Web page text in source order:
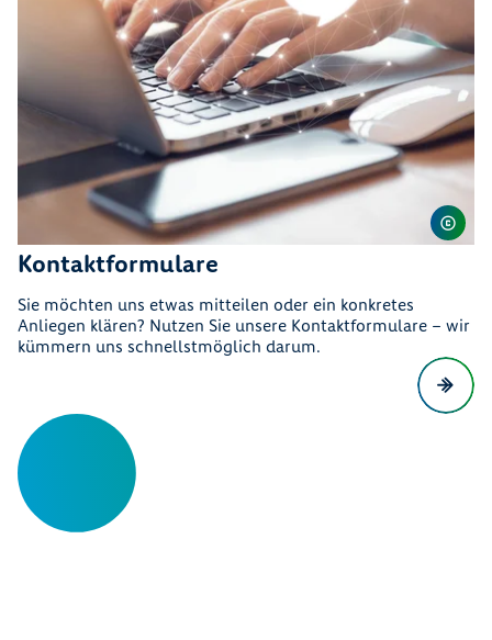
Kontaktformulare
Sie möchten uns etwas mitteilen oder ein konkretes
Anliegen klären? Nutzen Sie unsere Kontaktformulare – wir
kümmern uns schnellstmöglich darum.